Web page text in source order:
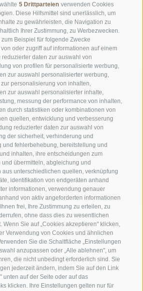
5 Drittparteien verwenden Cookies
Diese Hilfsmittel sind unerlässlich, um
zu gewährleisten, die Navigation zu
Ihrer Zustimmung, zu Werbezwecken.
Beispiel für folgende Zwecke
oder zugriff auf informationen auf einem
daten zur auswahl von
von profilen für personalisierte werbung,
zur auswahl personalisierter werbung,
personalisierung von inhalten,
zur auswahl personalisierter inhalte,
messung der performance von inhalten,
durch statistiken oder kombinationen von
quellen, entwicklung und verbesserung
reduzierter daten zur auswahl von
der sicherheit, verhinderung und
und fehlerbehebung, bereitstellung und
inhalten, ihre entscheidungen zum
übermitteln, abgleichung und
aus unterschiedlichen quellen, verknüpfung
identifikation von endgeräten anhand
informationen, verwendung genauer
von aktiv angeforderten informationen
frei, Ihre Zustimmung zu erteilen, zu
ohne dass dies zu wesentlichen
Wenn Sie auf „Cookies akzeptieren" klicken,
Verwendung von Cookies und ähnlichen
Sie die Schaltfläche „Einstellungen
anzupassen oder „Alle ablehnen", um
die nicht unbedingt erforderlich sind. Sie
jederzeit ändern, indem Sie auf den Link
unten auf der Seite oder auf das
klicken. Ihre Einstellungen gelten nur für
STILFSERJOCH
| IMPRESSUM | SITEMAP | COOKIE-RICHTLINIE
BESUCHERZENTREN
SCHULEN